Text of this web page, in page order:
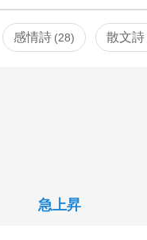
感情詩 28 散文詩
急上昇